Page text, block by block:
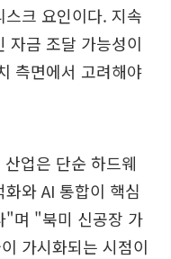
크 요인이다. 지속
자금 조달 가능성이
측면에서 고려해야
업은 단순 하드웨
와 AI 통합이 핵심
"며 "북미 신공장 가
가시화되는 시점이